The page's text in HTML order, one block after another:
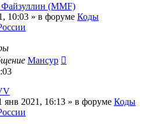
(MMF)
10:03 » в форуме Коды
Мансур
янв 2021, 16:13 » в форуме Коды